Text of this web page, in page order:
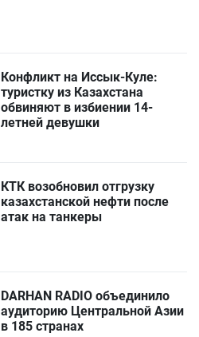
Конфликт на Иссык-Куле:
туристку из Казахстана
обвиняют в избиении 14-
летней девушки
КТК возобновил отгрузку
казахстанской нефти после
атак на танкеры
DARHAN RADIO объединило
аудиторию Центральной Азии
в 185 странах